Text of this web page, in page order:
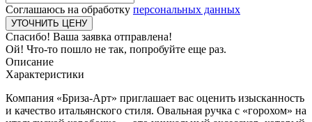
Соглашаюсь на обработку персональных данных
Спасибо! Ваша заявка отправлена!
Ой! Что-то пошло не так, попробуйте еще раз.
Описание
Характеристики
Компания «Бриза-Арт» приглашает вас оценить изысканность
и качество итальянского стиля. Овальная ручка с «горохом» на